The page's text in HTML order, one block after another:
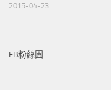
2015-04-23
FB粉絲團